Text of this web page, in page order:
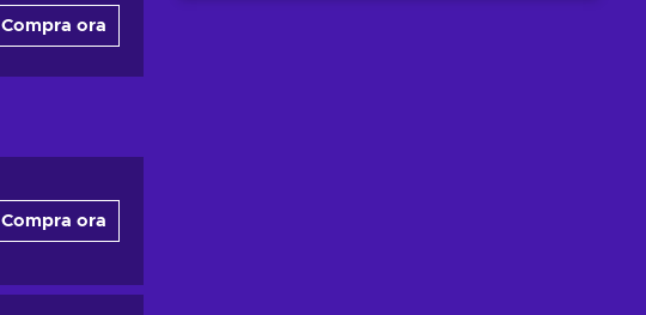
Compra ora
Compra ora